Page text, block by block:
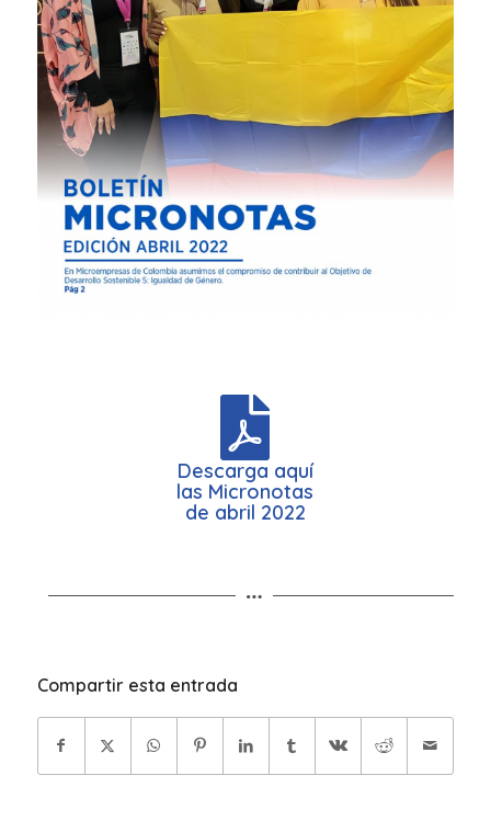
Descarga aquí
las Micronotas
de abril 2022
Compartir esta entrada